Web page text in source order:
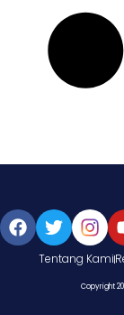
Tentang Kami
Copyright